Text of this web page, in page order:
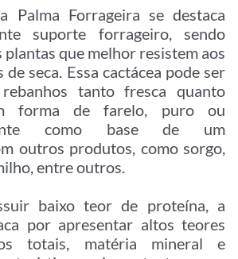
Palma Forrageira se destaca
suporte forrageiro, sendo
plantas que melhor resistem aos
seca. Essa cactácea pode ser
tanto fresca quanto
forma de farelo, puro ou
como base de um
outros produtos, como sorgo,
entre outros.
baixo teor de proteína, a
por apresentar altos teores
totais, matéria mineral e